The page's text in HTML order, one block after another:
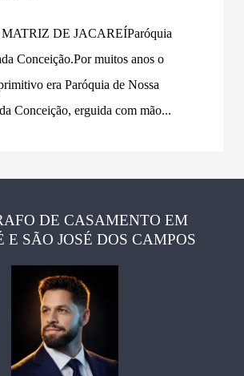
DE JACAREÍParóquia
Conceição.Por muitos anos o
era Paróquia de Nossa
Conceição, erguida com mão...
DE CASAMENTO EM
E SÃO JOSÉ DOS CAMPOS